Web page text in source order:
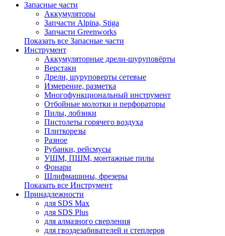
Запасные части
Аккумуляторы
Запчасти Alpina, Stiga
Запчасти Greenworks
Показать все Запасные части
Инструмент
Аккумуляторные дрели-шуруповёрты
Верстаки
Дрели, шуруповерты сетевые
Измерение, разметка
Многофункциональный инструмент
Отбойные молотки и перфораторы
Пилы, лобзики
Пистолеты горячего воздуха
Плиткорезы
Разное
Рубанки, рейсмусы
УШМ, ПШМ, монтажные пилы
Фонари
Шлифмашины, фрезеры
Показать все Инструмент
Принадлежности
для SDS Max
для SDS Plus
для алмазного сверления
для гвоздезабивателей и степлеров